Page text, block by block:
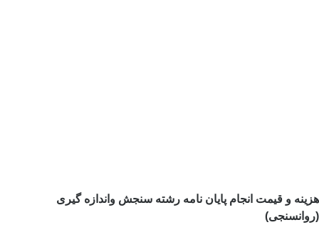
هزینه و قیمت انجام پایان نامه رشته سنجش واندازه گیری
(روانسنجی)